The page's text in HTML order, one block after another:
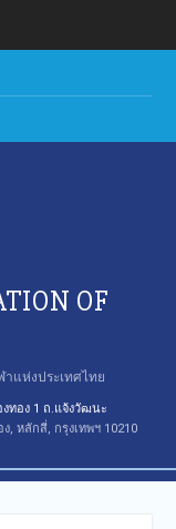
OF
แห่งประเทศไทย
งทอง 1 ถ.แจ้งวัฒนะ
, หลักสี่, กรุงเทพฯ 10210